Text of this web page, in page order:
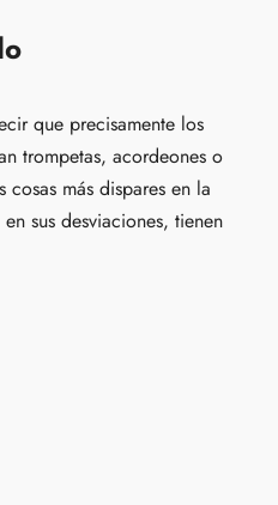
que precisamente los
trompetas, acordeones o
más dispares en la
sus desviaciones, tienen